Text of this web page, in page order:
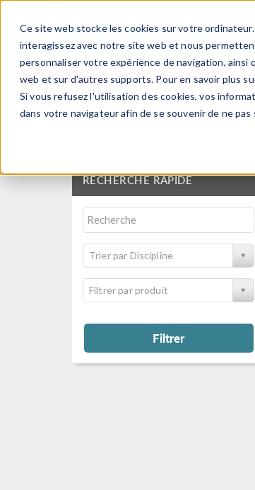
Ce site web stocke les cookies sur votre
interagissez avec notre site web et nous
personnaliser votre expérience de navigation,
web et sur d'autres supports. Pour en savoir plus
Si vous refusez l'utilisation des cookies, vos
dans votre navigateur afin de se souvenir de ne
Bibliothèque
RECHERCHE RAPIDE
Trier par Discipline
Filtrer par produit
Filtrer